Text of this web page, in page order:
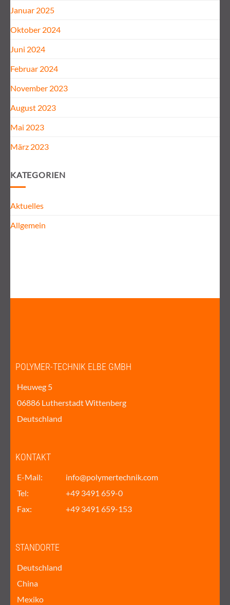
Januar 2025
Oktober 2024
Juni 2024
Februar 2024
November 2023
August 2023
Mai 2023
März 2023
KATEGORIEN
Aktuelles
Allgemein
POLYMER-TECHNIK ELBE GMBH
Heuweg 5
06886 Lutherstadt Wittenberg
Deutschland
KONTAKT
E-Mail:
info@polymertechnik.com
Tel:
+49 3491 659-0
Fax:
+49 3491 659-153
STANDORTE
Deutschland
China
Mexiko